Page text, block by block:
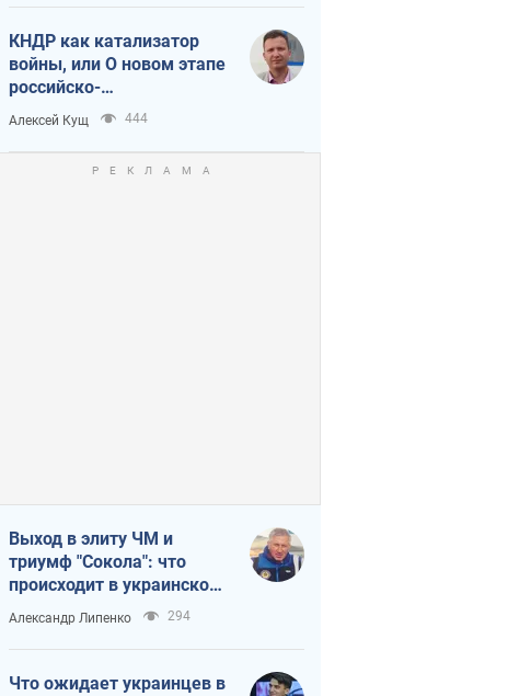
КНДР как катализатор
войны, или О новом этапе
российско-
северокорейского союза
Алексей Кущ 444
Выход в элиту ЧМ и
триумф "Сокола": что
происходит в украинском
хоккее
Александр Липенко 294
Что ожидает украинцев в